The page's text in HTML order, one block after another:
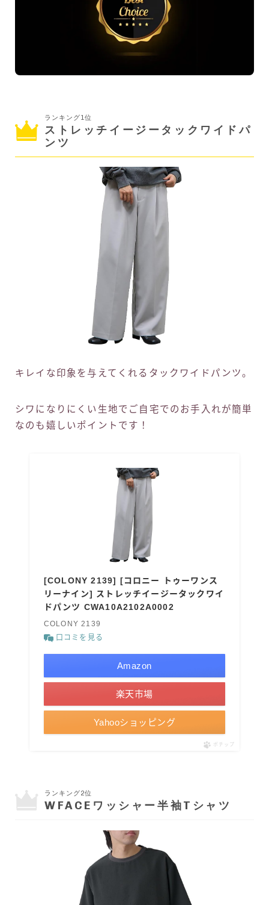
ランキング1位
ストレッチイージータックワイドパ
ンツ
キレイな印象を与えてくれるタックワイドパンツ。
シワになりにくい生地でご自宅でのお手入れが簡単
なのも嬉しいポイントです！
[COLONY 2139] [コロニー トゥーワンス
リーナイン] ストレッチイージータックワイ
ドパンツ CWA10A2102A0002
COLONY 2139
口コミを見る
Amazon
楽天市場
Yahooショッピング
ポチップ
ランキング2位
WFACEワッシャー半袖Tシャツ